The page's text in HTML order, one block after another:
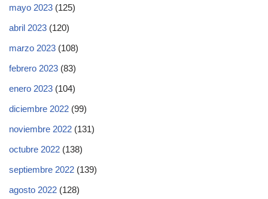
mayo 2023 (125)
abril 2023 (120)
marzo 2023 (108)
febrero 2023 (83)
enero 2023 (104)
diciembre 2022 (99)
noviembre 2022 (131)
octubre 2022 (138)
septiembre 2022 (139)
agosto 2022 (128)